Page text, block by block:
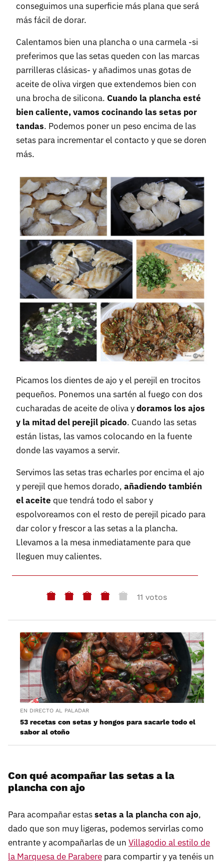
conseguimos una superficie más plana que será
más fácil de dorar.
Calentamos bien una plancha o una carmela -si
preferimos que las setas queden con las marcas
parrilleras clásicas- y añadimos unas gotas de
aceite de oliva virgen que extendemos bien con
una brocha de silicona. Cuando la plancha esté
bien caliente, vamos cocinando las setas por
tandas. Podemos poner un peso encima de las
setas para incrementar el contacto y que se doren
más.
Picamos los dientes de ajo y el perejil en trocitos
pequeños. Ponemos una sartén al fuego con dos
cucharadas de aceite de oliva ydoramos los ajos
y la mitad del perejil picado. Cuando las setas
están listas, las vamos colocando en la fuente
donde las vayamos a servir.
Servimos las setas tras echarles por encima el ajo
y perejil que hemos dorado, añadiendo también
el aceite que tendrá todo el sabor y
espolvoreamos con el resto de perejil picado para
dar color y frescor a las setas a la plancha.
Llevamos a la mesa inmediatamente para que
lleguen muy calientes.
11 votos
EN DIRECTO AL PALADAR
53 recetas con setas y hongos para sacarle todo el
sabor al otoño
Con qué acompañar las setas a la
plancha con ajo
Para acompañar estassetas a la plancha con ajo,
dado que son muy ligeras, podemos servirlas como
entrante y acompañarlas de un Villagodio al estilo de
la Marquesa de Parabere para compartir y ya tenéis un